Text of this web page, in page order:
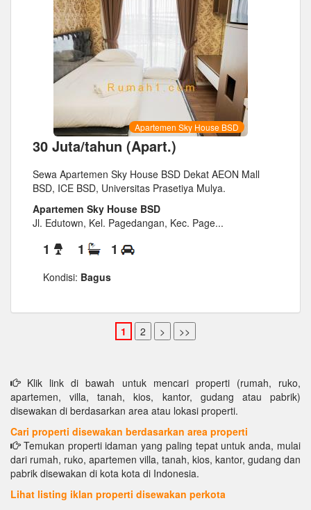
Apartemen Sky House BSD
30 Juta/tahun (Apart.)
Sewa Apartemen Sky House BSD Dekat AEON Mall
BSD, ICE BSD, Universitas Prasetiya Mulya.
Apartemen Sky House BSD
Jl. Edutown, Kel. Pagedangan, Kec. Page...
1 1 1
Kondisi: Bagus
Klik link di bawah untuk mencari properti (rumah, ruko,
apartemen, villa, tanah, kios, kantor, gudang atau pabrik)
disewakan di berdasarkan area atau lokasi properti.
Cari properti disewakan berdasarkan area properti
Temukan properti idaman yang paling tepat untuk anda, mulai
dari rumah, ruko, apartemen villa, tanah, kios, kantor, gudang dan
pabrik disewakan di kota kota di Indonesia.
Lihat listing iklan properti disewakan perkota